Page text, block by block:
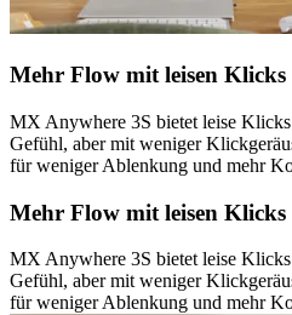
Mehr Flow mit leisen Klicks
MX Anywhere 3S bietet leise Klicks
Gefühl, aber mit weniger
für weniger Ablenkung und mehr
Mehr Flow mit leisen Klicks
MX Anywhere 3S bietet leise Klicks
Gefühl, aber mit weniger
für weniger Ablenkung und mehr